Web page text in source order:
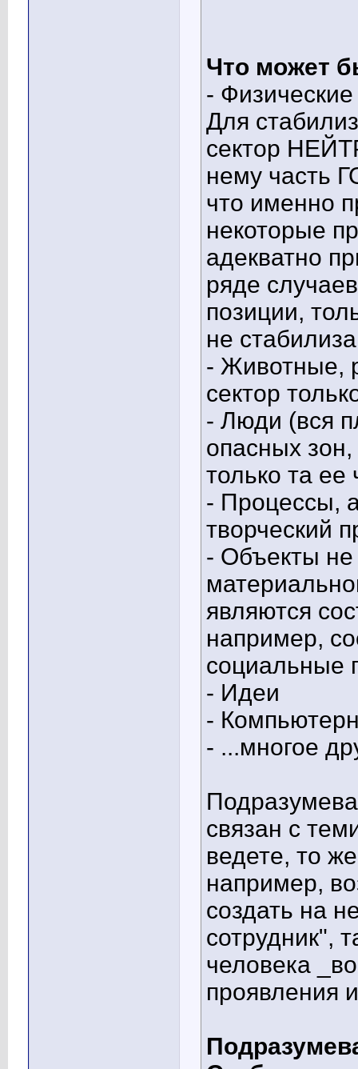
Что может
-
Для
сектор
нему часть
что именно
некоторые
адекватно
ряде
позиции,
не
- Животные,
сектор
- Люди (вся
опасных
только та ее
- Процессы,
творческий
- Объекты
являются
например,
социальные
- Идеи
-
- ...многое
связан с
ведете, то
например,
создать на
сотрудник",
человека
проявления